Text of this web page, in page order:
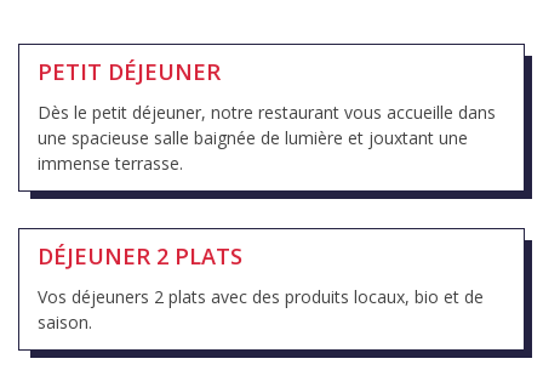
PETIT DÉJEUNER
Dès le petit déjeuner, notre restaurant vous accueille dans
une spacieuse salle baignée de lumière et jouxtant une
immense terrasse.
DÉJEUNER 2 PLATS
Vos déjeuners 2 plats avec des produits locaux, bio et de
saison.